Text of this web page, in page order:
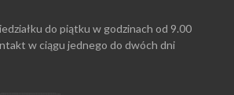
do piątku w godzinach od 9.00
w ciągu jednego do dwóch dni